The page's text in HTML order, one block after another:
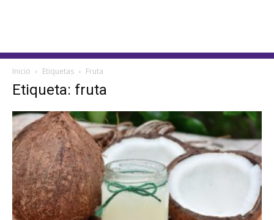
Inicio Etiquetas Fruta
Etiqueta: fruta